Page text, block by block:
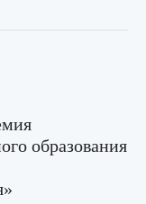
образования